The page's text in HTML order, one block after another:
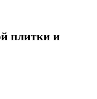
плитки и